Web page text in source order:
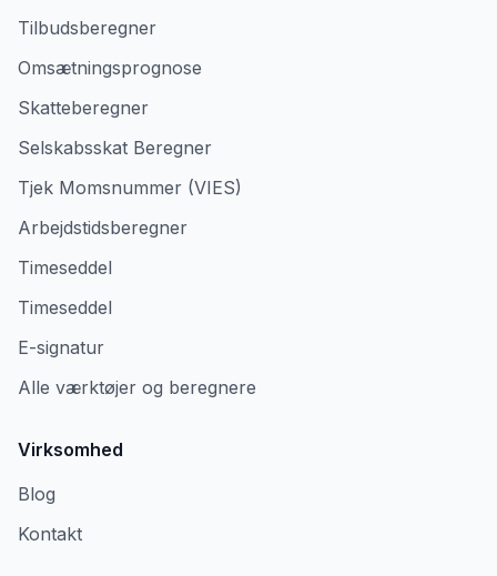
Tilbudsberegner
Omsætningsprognose
Skatteberegner
Selskabsskat Beregner
Tjek Momsnummer (VIES)
Arbejdstidsberegner
Timeseddel
Timeseddel
E-signatur
Alle værktøjer og beregnere
Virksomhed
Blog
Kontakt